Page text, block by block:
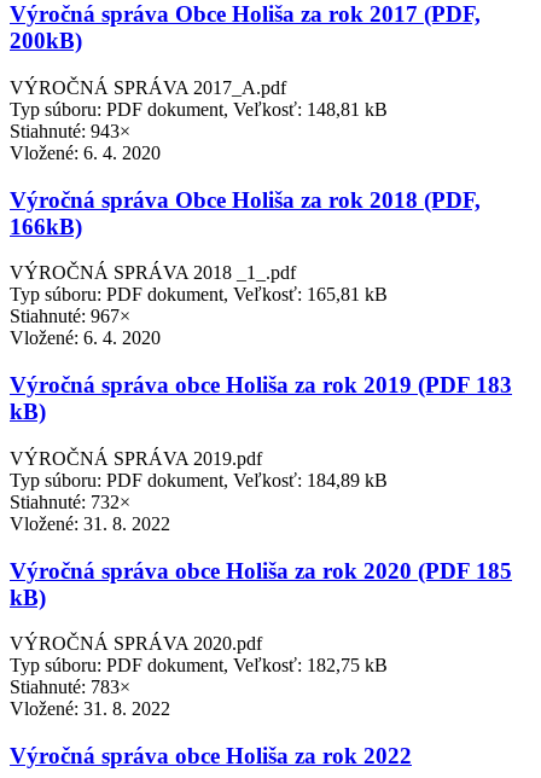
Výročná správa Obce Holiša za rok 2017 (PDF,
200kB)
VÝROČNÁ SPRÁVA 2017_A.pdf
Typ súboru: PDF dokument, Veľkosť: 148,81 kB
Stiahnuté: 943×
Vložené: 6. 4. 2020
Výročná správa Obce Holiša za rok 2018 (PDF,
166kB)
VÝROČNÁ SPRÁVA 2018 _1_.pdf
Typ súboru: PDF dokument, Veľkosť: 165,81 kB
Stiahnuté: 967×
Vložené: 6. 4. 2020
Výročná správa obce Holiša za rok 2019 (PDF 183
kB)
VÝROČNÁ SPRÁVA 2019.pdf
Typ súboru: PDF dokument, Veľkosť: 184,89 kB
Stiahnuté: 732×
Vložené: 31. 8. 2022
Výročná správa obce Holiša za rok 2020 (PDF 185
kB)
VÝROČNÁ SPRÁVA 2020.pdf
Typ súboru: PDF dokument, Veľkosť: 182,75 kB
Stiahnuté: 783×
Vložené: 31. 8. 2022
Výročná správa obce Holiša za rok 2022